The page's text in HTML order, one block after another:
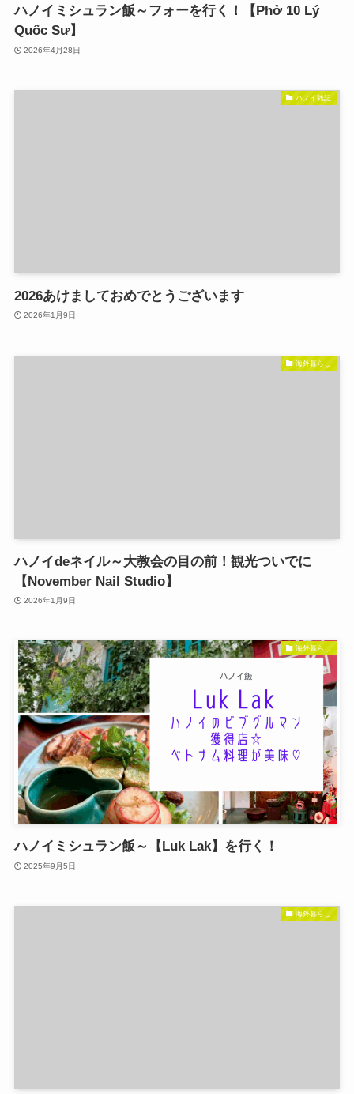
ハノイミシュラン飯～フォーを行く！【Phở 10 Lý
Quốc Sư】
2026年4月28日
ハノイ雑記
2026あけましておめでとうございます
2026年1月9日
海外暮らし
ハノイdeネイル～大教会の目の前！観光ついでに
【November Nail Studio】
2026年1月9日
海外暮らし
ハノイミシュラン飯～【Luk Lak】を行く！
2025年9月5日
海外暮らし